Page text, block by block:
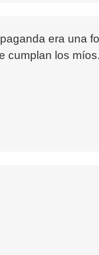
era una
cumplan los